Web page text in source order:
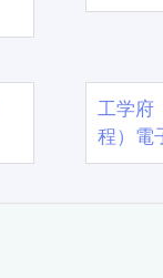
工学
程）電